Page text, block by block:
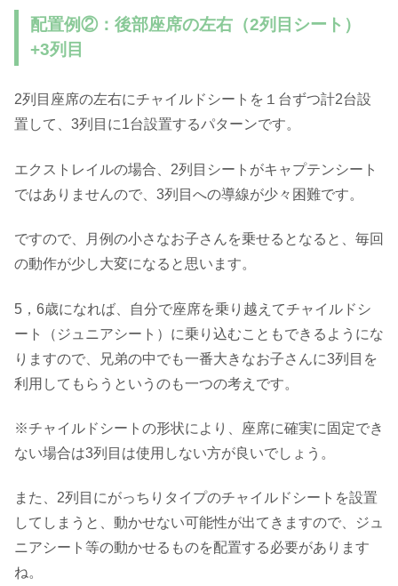
配置例②：後部座席の左右（2列目シート）
+3列目
2列目座席の左右にチャイルドシートを１台ずつ計2台設
置して、3列目に1台設置するパターンです。
エクストレイルの場合、2列目シートがキャプテンシート
ではありませんので、3列目への導線が少々困難です。
ですので、月例の小さなお子さんを乗せるとなると、毎回
の動作が少し大変になると思います。
5，6歳になれば、自分で座席を乗り越えてチャイルドシ
ート（ジュニアシート）に乗り込むこともできるようにな
りますので、兄弟の中でも一番大きなお子さんに3列目を
利用してもらうというのも一つの考えです。
※チャイルドシートの形状により、座席に確実に固定でき
ない場合は3列目は使用しない方が良いでしょう。
また、2列目にがっちりタイプのチャイルドシートを設置
してしまうと、動かせない可能性が出てきますので、ジュ
ニアシート等の動かせるものを配置する必要があります
ね。